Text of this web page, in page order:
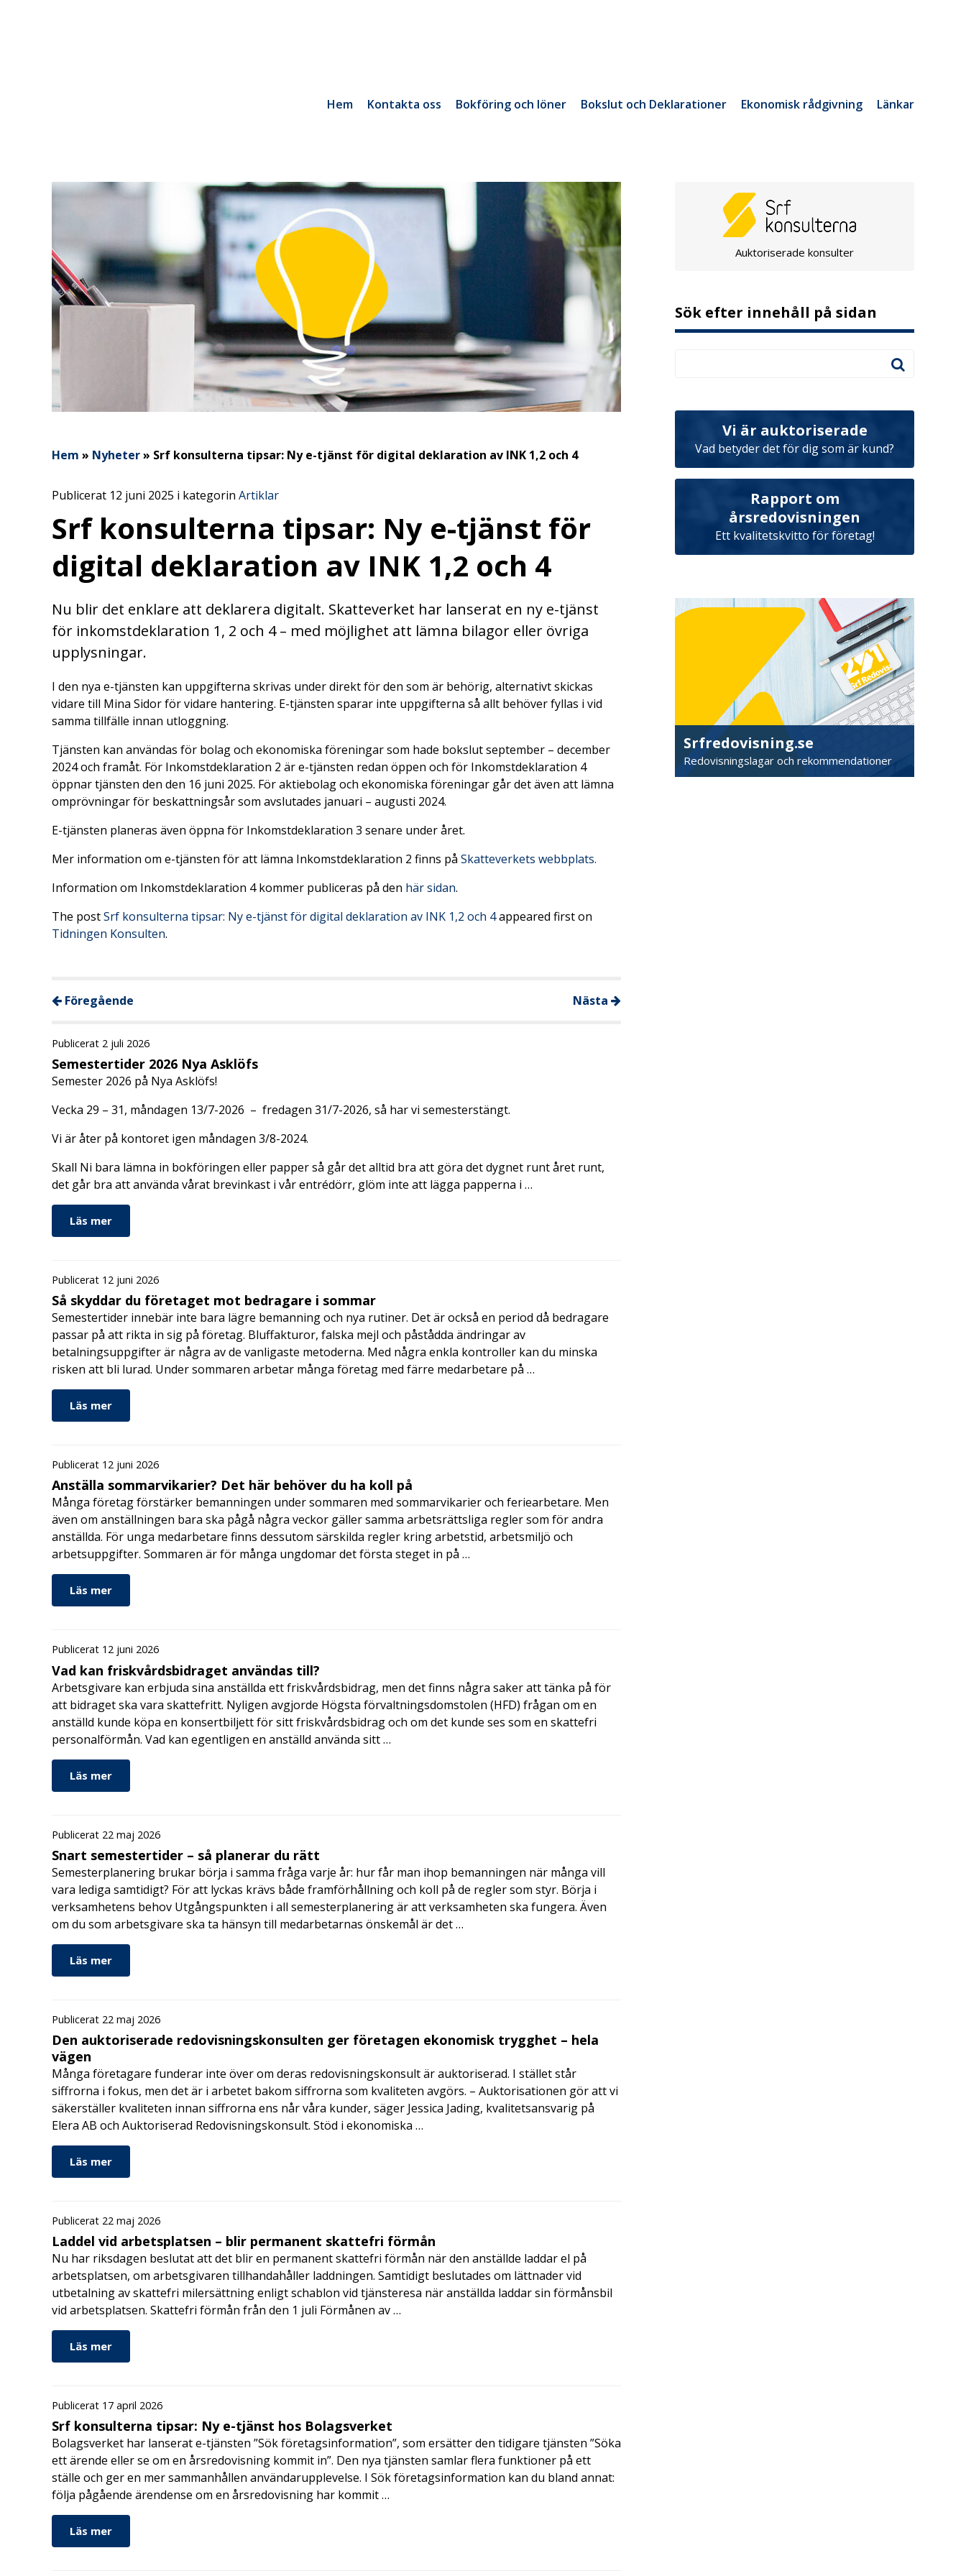
Hem Kontakta oss Bokföring och löner Bokslut och Deklarationer Ekonomisk rådgivning Länkar
Hem » Nyheter» Srf konsulterna tipsar: Ny e-tjänst för digital deklaration av INK 1,2 och 4
Publicerat 12 juni 2025 i kategorin Artiklar
Srf konsulterna tipsar: Ny e-tjänst för
digital deklaration av INK 1,2 och 4
Nu blir det enklare att deklarera digitalt. Skatteverket har lanserat en ny e-tjänst
för inkomstdeklaration 1, 2 och 4 – med möjlighet att lämna bilagor eller övriga
upplysningar.
I den nya e-tjänsten kan uppgifterna skrivas under direkt för den som är behörig, alternativt skickas
vidare till Mina Sidor för vidare hantering. E-tjänsten sparar inte uppgifterna så allt behöver fyllas i vid
samma tillfälle innan utloggning.
Tjänsten kan användas för bolag och ekonomiska föreningar som hade bokslut september – december
2024 och framåt. För Inkomstdeklaration 2 är e-tjänsten redan öppen och för Inkomstdeklaration 4
öppnar tjänsten den den 16 juni 2025. För aktiebolag och ekonomiska föreningar går det även att lämna
omprövningar för beskattningsår som avslutades januari – augusti 2024.
E-tjänsten planeras även öppna för Inkomstdeklaration 3 senare under året.
Mer information om e-tjänsten för att lämna Inkomstdeklaration 2 finns på Skatteverkets webbplats.
Information om Inkomstdeklaration 4 kommer publiceras på den här sidan.
The postSrf konsulterna tipsar: Ny e-tjänst för digital deklaration av INK 1,2 och 4appeared first on
Tidningen Konsulten.
Föregående Nästa
Publicerat 2 juli 2026
Semestertider 2026 Nya Asklöfs
Semester 2026 på Nya Asklöfs!
Vecka 29 – 31, måndagen 13/7-2026 – fredagen 31/7-2026, så har vi semesterstängt.
Vi är åter på kontoret igen måndagen 3/8-2024.
Skall Ni bara lämna in bokföringen eller papper så går det alltid bra att göra det dygnet runt året runt,
det går bra att använda vårat brevinkast i vår entrédörr, glöm inte att lägga papperna i …
Läs mer
Publicerat 12 juni 2026
Så skyddar du företaget mot bedragare i sommar
Semestertider innebär inte bara lägre bemanning och nya rutiner. Det är också en period då bedragare
passar på att rikta in sig på företag. Bluffakturor, falska mejl och påstådda ändringar av
betalningsuppgifter är några av de vanligaste metoderna. Med några enkla kontroller kan du minska
risken att bli lurad. Under sommaren arbetar många företag med färre medarbetare på …
Läs mer
Publicerat 12 juni 2026
Anställa sommarvikarier? Det här behöver du ha koll på
Många företag förstärker bemanningen under sommaren med sommarvikarier och feriearbetare. Men
även om anställningen bara ska pågå några veckor gäller samma arbetsrättsliga regler som för andra
anställda. För unga medarbetare finns dessutom särskilda regler kring arbetstid, arbetsmiljö och
arbetsuppgifter. Sommaren är för många ungdomar det första steget in på …
Läs mer
Publicerat 12 juni 2026
Vad kan friskvårdsbidraget användas till?
Arbetsgivare kan erbjuda sina anställda ett friskvårdsbidrag, men det finns några saker att tänka på för
att bidraget ska vara skattefritt. Nyligen avgjorde Högsta förvaltningsdomstolen (HFD) frågan om en
anställd kunde köpa en konsertbiljett för sitt friskvårdsbidrag och om det kunde ses som en skattefri
personalförmån. Vad kan egentligen en anställd använda sitt …
Läs mer
Publicerat 22 maj 2026
Snart semestertider – så planerar du rätt
Semesterplanering brukar börja i samma fråga varje år: hur får man ihop bemanningen när många vill
vara lediga samtidigt? För att lyckas krävs både framförhållning och koll på de regler som styr. Börja i
verksamhetens behov Utgångspunkten i all semesterplanering är att verksamheten ska fungera. Även
om du som arbetsgivare ska ta hänsyn till medarbetarnas önskemål är det …
Läs mer
Publicerat 22 maj 2026
Den auktoriserade redovisningskonsulten ger företagen ekonomisk trygghet – hela
vägen
Många företagare funderar inte över om deras redovisningskonsult är auktoriserad. I stället står
siffrorna i fokus, men det är i arbetet bakom siffrorna som kvaliteten avgörs. – Auktorisationen gör att vi
säkerställer kvaliteten innan siffrorna ens når våra kunder, säger Jessica Jading, kvalitetsansvarig på
Elera AB och Auktoriserad Redovisningskonsult. Stöd i ekonomiska …
Läs mer
Publicerat 22 maj 2026
Laddel vid arbetsplatsen – blir permanent skattefri förmån
Nu har riksdagen beslutat att det blir en permanent skattefri förmån när den anställde laddar el på
arbetsplatsen, om arbetsgivaren tillhandahåller laddningen. Samtidigt beslutades om lättnader vid
utbetalning av skattefri milersättning enligt schablon vid tjänsteresa när anställda laddar sin förmånsbil
vid arbetsplatsen. Skattefri förmån från den 1 juli Förmånen av …
Läs mer
Publicerat 17 april 2026
Srf konsulterna tipsar: Ny e-tjänst hos Bolagsverket
Bolagsverket har lanserat e-tjänsten ”Sök företagsinformation”, som ersätter den tidigare tjänsten ”Söka
ett ärende eller se om en årsredovisning kommit in”. Den nya tjänsten samlar flera funktioner på ett
ställe och ger en mer sammanhållen användarupplevelse. I Sök företagsinformation kan du bland annat:
följa pågående ärendense om en årsredovisning har kommit …
Läs mer
Auktoriserade konsulter
Sök efter innehåll på sidan
Vi är auktoriserade
Vad betyder det för dig som är kund?
Rapport om
årsredovisningen
Ett kvalitetskvitto för företag!
Srfredovisning.se
Redovisningslagar och rekommendationer